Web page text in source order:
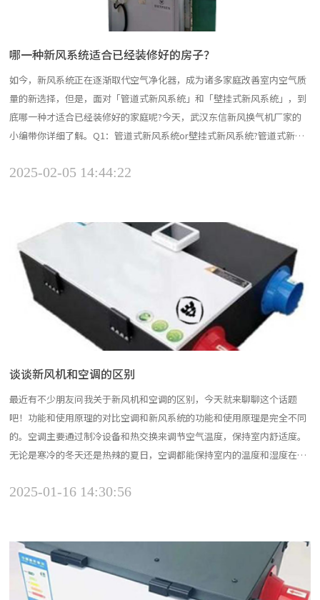
哪一种新风系统适合已经装修好的房子？
如今，新风系统正在逐渐取代空气净化器，成为诸多家庭改善室内空气质
量的新选择，但是，面对「管道式新风系统」和「壁挂式新风系统」，到
底哪一种才适合已经装修好的家庭呢?今天，武汉东信新风换气机厂家的
小编带你详细了解。Q1：管道式新风系统or壁挂式新风系统?管道式新风
为，中央新风系统的安装都要做吊顶排管，而且中央新风系统的吊顶布局
2025-02-05 14:44:22
谈谈新风机和空调的区别
最近有不少朋友问我关于新风机和空调的区别，今天就来聊聊这个话题
吧！功能和使用原理的对比空调和新风系统的功能和使用原理是完全不同
的。空调主要通过制冷设备和热交换来调节空气温度，保持室内舒适度。
无论是寒冷的冬天还是热辣的夏日，空调都能保持室内的温度和湿度在一
环，保持室内空气新鲜和质量。新风系统更关注室内空气质量和健康，通
2025-01-16 14:30:56